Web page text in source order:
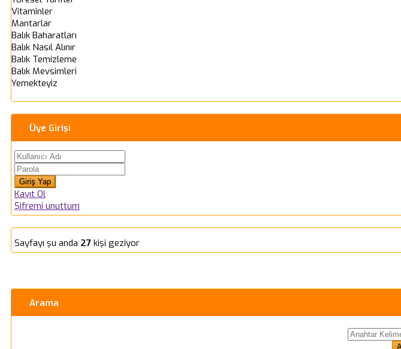
Vitaminler
Mantarlar
Balık Baharatları
Balık Nasıl Alınır
Balık Temizleme
Balık Mevsimleri
Yemekteyiz
Üye Girişi
Kayıt Ol
Şifremi unuttum
Sayfayı şu anda 27 kişi geziyor
Arama